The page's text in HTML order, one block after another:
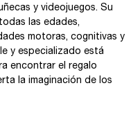
y videojuegos. Su
las edades,
motoras, cognitivas y
y especializado está
encontrar el regalo
la imaginación de los